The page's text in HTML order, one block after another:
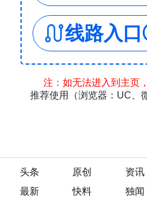
头条 原创 资讯
最新
快料 独闻